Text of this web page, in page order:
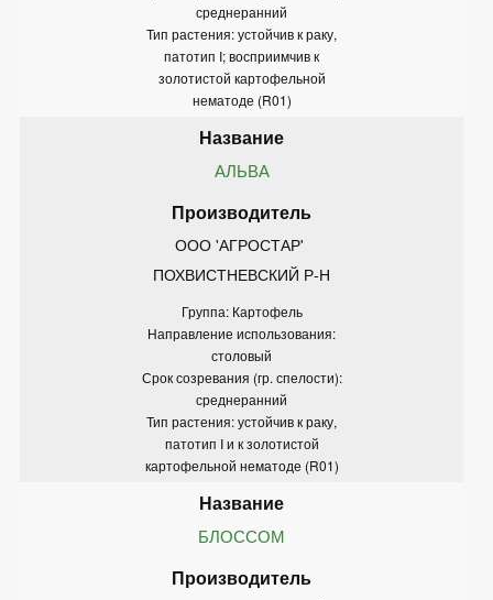
среднеранний
Тип растения: устойчив к раку,
патотип I; восприимчив к
золотистой картофельной
нематоде (R01)
АЛЬВА
ООО 'АГРОСТАР'
ПОХВИСТНЕВСКИЙ Р-Н
Группа: Картофель
Направление использования:
столовый
Срок созревания (гр. спелости):
среднеранний
Тип растения: устойчив к раку,
патотип I и к золотистой
картофельной нематоде (R01)
БЛОССОМ